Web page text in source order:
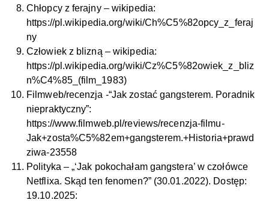
Chłopcy z ferajny – wikipedia:
https://pl.wikipedia.org/wiki/Ch%C5%82opcy_z_feraj
ny
Człowiek z blizną – wikipedia:
https://pl.wikipedia.org/wiki/Cz%C5%82owiek_z_bliz
n%C4%85_(film_1983)
Filmweb/recenzja -“Jak zostać gangsterem. Poradnik
niepraktyczny”:
https://www.filmweb.pl/reviews/recenzja-filmu-
Jak+zosta%C5%82em+gangsterem.+Historia+prawd
ziwa-23558
Polityka – „‘Jak pokochałam gangstera’ w czołówce
Netflixa. Skąd ten fenomen?” (30.01.2022). Dostęp:
19.10.2025: